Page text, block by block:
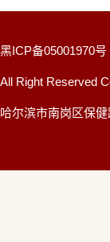
黑ICP备05001970
All Right Reserved
哈尔滨市南岗区保健